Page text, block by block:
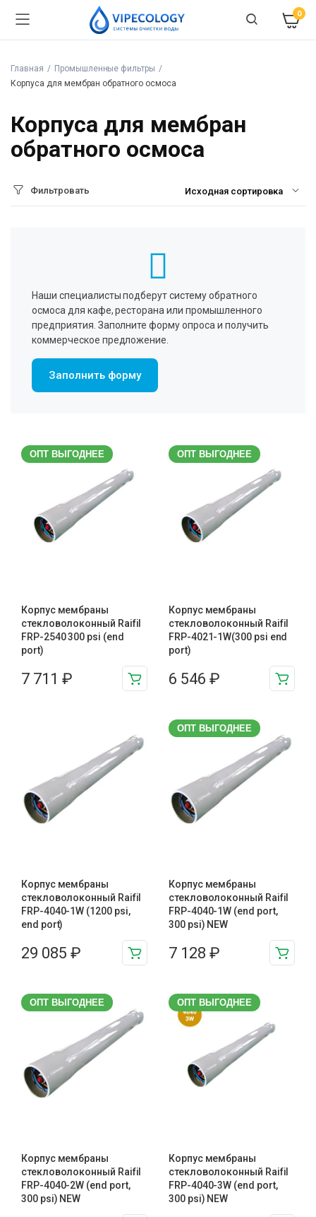
0
Главная
Промышленные фильтры
Корпуса для мембран обратного осмоса
Корпуса для мембран
обратного осмоса
Фильтровать
Наши специалисты подберут систему обратного
осмоса для кафе, ресторана или промышленного
предприятия. Заполните форму опроса и получить
коммерческое предложение.
Заполнить форму
ОПТ ВЫГОДНЕЕ
Корпус мембраны
стекловолоконный Raifil
FRP-2540 300 psi (end
port)
7 711 ₽
ОПТ ВЫГОДНЕЕ
Корпус мембраны
стекловолоконный Raifil
FRP-4021-1W(300 psi end
port)
6 546 ₽
Корпус мембраны
стекловолоконный Raifil
FRP-4040-1W (1200 psi,
end port)
29 085 ₽
ОПТ ВЫГОДНЕЕ
Корпус мембраны
стекловолоконный Raifil
FRP-4040-1W (end port,
300 psi) NEW
7 128 ₽
ОПТ ВЫГОДНЕЕ
Корпус мембраны
стекловолоконный Raifil
FRP-4040-2W (end port,
300 psi) NEW
ОПТ ВЫГОДНЕЕ
Корпус мембраны
стекловолоконный Raifil
FRP-4040-3W (end port,
300 psi) NEW